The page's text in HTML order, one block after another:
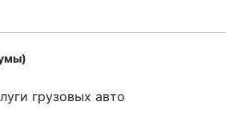
грузовых авто